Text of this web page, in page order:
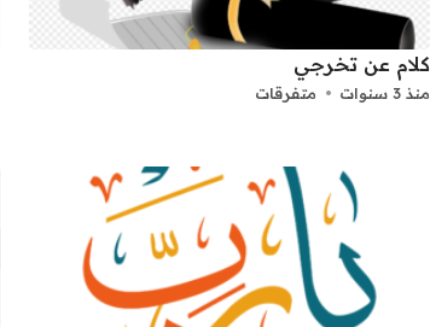
كلام عن تخرجي
منذ 3 سنوات متفرقات